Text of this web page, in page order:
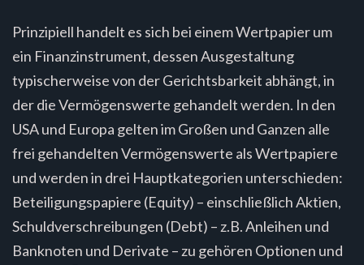
Prinzipiell handelt es sich bei einem Wertpapier um
ein Finanzinstrument, dessen Ausgestaltung
typischerweise von der Gerichtsbarkeit abhängt, in
der die Vermögenswerte gehandelt werden. In den
USA und Europa gelten im Großen und Ganzen alle
frei gehandelten Vermögenswerte als Wertpapiere
und werden in drei Hauptkategorien unterschieden:
Beteiligungspapiere (Equity) – einschließlich Aktien,
Schuldverschreibungen (Debt) – z.B. Anleihen und
Banknoten und Derivate – zu gehören Optionen und